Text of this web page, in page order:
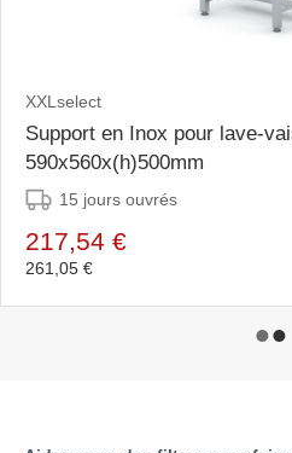
XXLselect
Support en Inox pour lave-
590x560x(h)500mm
15 jours ouvrés
217,54 €
261,05 €